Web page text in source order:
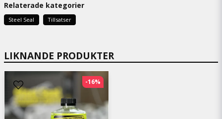
Björn
2 kuukautta sitten
5 kuukautta sitten
staffan
11 kuukautta sitten
LIKNANDE PRODUKTER
-16%
Relaterade kategorier
Steel Seal Tillsatser